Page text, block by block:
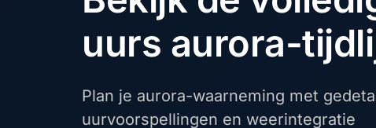
uurs aurora-
Plan je aurora-waarneming met
uurvoorspellingen en weerintegratie